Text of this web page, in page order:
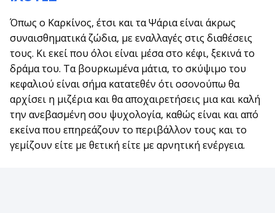
Όπως ο Καρκίνος, έτσι και τα Ψάρια είναι άκρως
συναισθηματικά ζώδια, με εναλλαγές στις διαθέσεις
τους. Κι εκεί που όλοι είναι μέσα στο κέφι, ξεκινά το
δράμα του. Τα βουρκωμένα μάτια, το σκύψιμο του
κεφαλιού είναι σήμα κατατεθέν ότι οσονούπω θα
αρχίσει η μιζέρια και θα αποχαιρετήσεις μια και καλή
την ανεβασμένη σου ψυχολογία, καθώς είναι και από
εκείνα που επηρεάζουν το περιβάλλον τους και το
γεμίζουν είτε με θετική είτε με αρνητική ενέργεια.